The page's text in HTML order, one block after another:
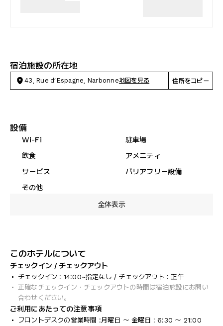
宿泊施設の所在地
43, Rue d’Espagne, Narbonne地図を見る 住所をコピー
設備
Wi-Fi
駐車場
飲食
アメニティ
サービス
バリアフリー設備
その他
全体表示
このホテルについて
チェックイン / チェックアウト
チェックイン : 14:00~指定なし / チェックアウト : 正午
正確なチェックイン・チェックアウトの時間は宿泊施設にお問い
合わせください。
ご利用にあたっての注意事項
フロントデスクの営業時間 :月曜日 ～ 金曜日 : 6:30 ～ 21:00